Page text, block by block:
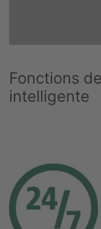
Fonctions
intelligente